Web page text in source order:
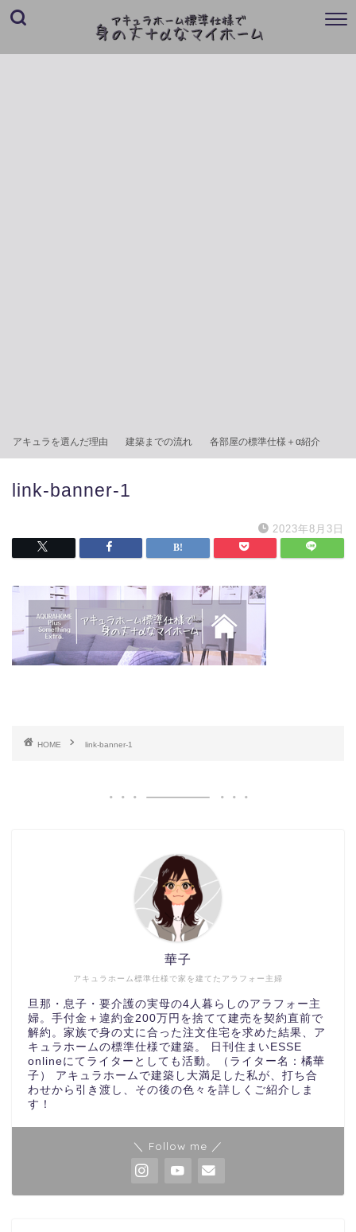
アキュラを選んだ理由 建築までの流れ 各部屋の標準仕様＋α紹介
link-banner-1
2023年8月3日
HOME link-banner-1
アキュラホーム標準仕様で家を建てたアラフォー主婦
華子
旦那・息子・要介護の実母の4人暮らしのアラフォー主
婦。手付金＋違約金200万円を捨てて建売を契約直前で
解約。家族で身の丈に合った注文住宅を求めた結果、ア
キュラホームの標準仕様で建築。 日刊住まいESSE
onlineにてライターとしても活動。（ライター名：橘華
子） アキュラホームで建築し大満足した私が、打ち合
わせから引き渡し、その後の色々を詳しくご紹介しま
す！
＼ Follow me ／